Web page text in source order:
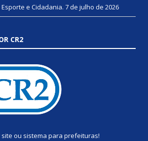
Esporte e Cidadania. 7 de julho de 2026
CR2
ou sistema para prefeituras!